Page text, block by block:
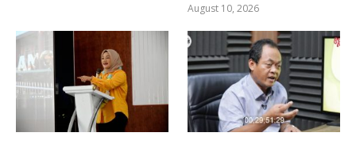
August 10, 2026